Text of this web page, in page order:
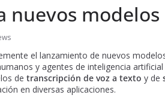
nuevos
el lanzamiento de nuevos
y agentes de inteligencia
de transcripción de voz a texto y de
en diversas aplicaciones.​